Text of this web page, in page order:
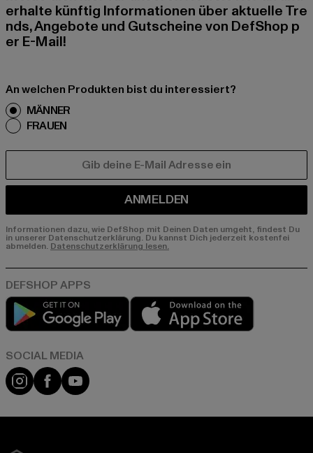
erhalte künftig Informationen über aktuelle Tre
nds, Angebote und Gutscheine von DefShop p
er E-Mail!
An welchen Produkten bist du interessiert?
MÄNNER
FRAUEN
ANMELDEN
Informationen dazu, wie DefShop mit Deinen Daten umgeht, findest Du
in unserer Datenschutzerklärung. Du kannst Dich jederzeit kostenfei
abmelden. Datenschutzerklärung lesen.
Play market
Instagram
FacebookYouTube